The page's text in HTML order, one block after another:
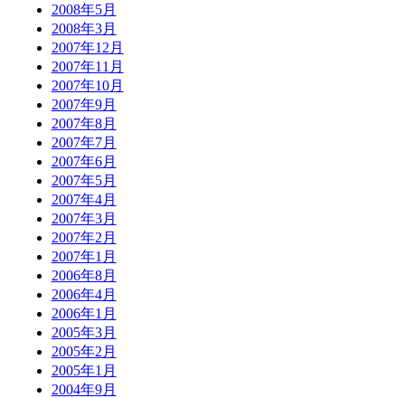
2008年5月
2008年3月
2007年12月
2007年11月
2007年10月
2007年9月
2007年8月
2007年7月
2007年6月
2007年5月
2007年4月
2007年3月
2007年2月
2007年1月
2006年8月
2006年4月
2006年1月
2005年3月
2005年2月
2005年1月
2004年9月